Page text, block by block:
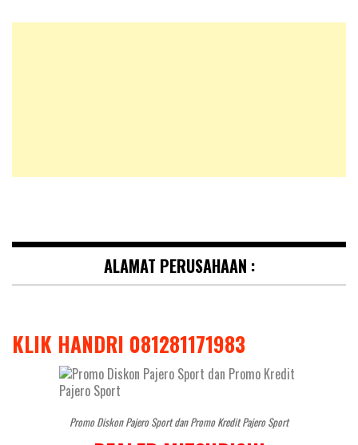
ALAMAT PERUSAHAAN :
KLIK HANDRI 081281171983
Promo Diskon Pajero Sport dan Promo Kredit Pajero Sport